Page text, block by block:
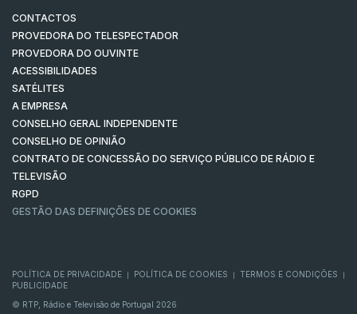
CONTACTOS
PROVEDORA DO TELESPECTADOR
PROVEDORA DO OUVINTE
ACESSIBILIDADES
SATÉLITES
A EMPRESA
CONSELHO GERAL INDEPENDENTE
CONSELHO DE OPINIÃO
CONTRATO DE CONCESSÃO DO SERVIÇO PÚBLICO DE RÁDIO E
TELEVISÃO
RGPD
GESTÃO DAS DEFINIÇÕES DE COOKIES
POLÍTICA DE PRIVACIDADE POLÍTICA DE COOKIES TERMOS E CONDIÇÕES
PUBLICIDADE
© RTP, Rádio e Televisão de Portugal 2026